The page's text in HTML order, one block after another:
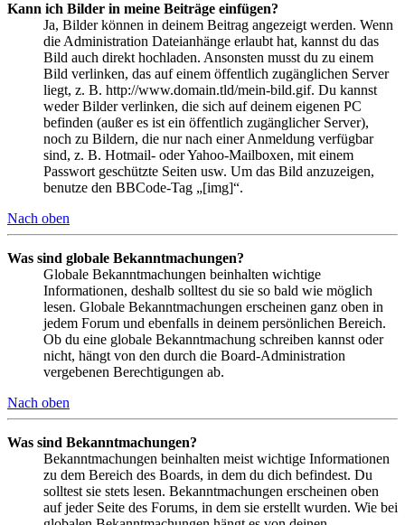
Kann ich Bilder in meine Beiträge einfügen?
Ja, Bilder können in deinem Beitrag angezeigt werden. Wenn
die Administration Dateianhänge erlaubt hat, kannst du das
Bild auch direkt hochladen. Ansonsten musst du zu einem
Bild verlinken, das auf einem öffentlich zugänglichen Server
liegt, z. B. http://www.domain.tld/mein-bild.gif. Du kannst
weder Bilder verlinken, die sich auf deinem eigenen PC
befinden (außer es ist ein öffentlich zugänglicher Server),
noch zu Bildern, die nur nach einer Anmeldung verfügbar
sind, z. B. Hotmail- oder Yahoo-Mailboxen, mit einem
Passwort geschützte Seiten usw. Um das Bild anzuzeigen,
benutze den BBCode-Tag „[img]“.
Nach oben
Was sind globale Bekanntmachungen?
Globale Bekanntmachungen beinhalten wichtige
Informationen, deshalb solltest du sie so bald wie möglich
lesen. Globale Bekanntmachungen erscheinen ganz oben in
jedem Forum und ebenfalls in deinem persönlichen Bereich.
Ob du eine globale Bekanntmachung schreiben kannst oder
nicht, hängt von den durch die Board-Administration
vergebenen Berechtigungen ab.
Nach oben
Was sind Bekanntmachungen?
Bekanntmachungen beinhalten meist wichtige Informationen
zu dem Bereich des Boards, in dem du dich befindest. Du
solltest sie stets lesen. Bekanntmachungen erscheinen oben
auf jeder Seite des Forums, in dem sie erstellt wurden. Wie bei